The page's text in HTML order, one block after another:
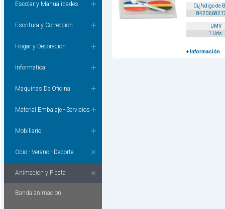
Escolar y Manualidades
Escritura y Correccion
Hogar y Decoracion
Informatica
Maquinas De Oficina
Material Embalaje - Servicios
Mobiliario
Ocio - Verano - Deporte
Animacion y Fiesta
Banda animacion
Cï¿½digo de
UMV
1 Uds.
+ Información